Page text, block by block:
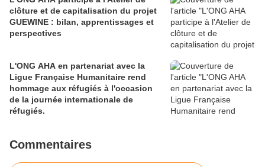
clôture et de capitalisation du projet
GUEWINE : bilan, apprentissages et
perspectives
L'ONG AHA en partenariat avec la
Ligue Française Humanitaire rend
hommage aux réfugiés à l'occasion
de la journée internationale de
réfugiés.
Commentaires